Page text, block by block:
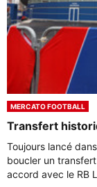
MERCATO FOOTBALL
Transfert
Toujours lancé
boucler un
accord avec le RB